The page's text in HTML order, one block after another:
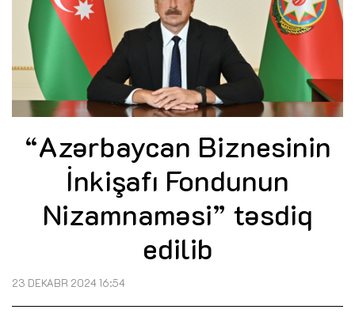
“Azərbaycan Biznesinin
İnkişafı Fondunun
Nizamnaməsi” təsdiq
edilib
23 DEKABR 2024 16:54